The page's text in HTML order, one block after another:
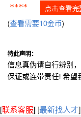
**** 点击查看完
(查看需要10金币)
特此声明：
信息真伪请自行辨别
保证或连带责任! 希望
[联系客服] [最新找人才]